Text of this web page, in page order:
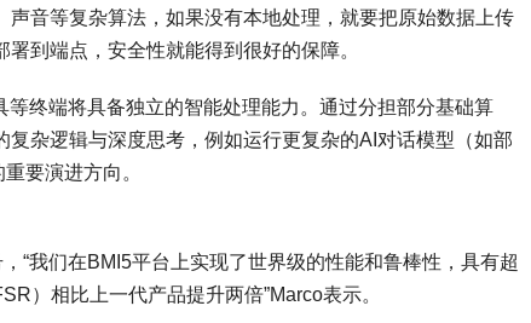
音等复杂算法，如果没有本地处理，就要把原始数据上传
到端点，安全性就能得到很好的保障。
终端将具备独立的智能处理能力。通过分担部分基础算
杂逻辑与深度思考，例如运行更复杂的AI对话模型（如部
要演进方向。
“我们在BMI5平台上实现了世界级的性能和鲁棒性，具有超
）相比上一代产品提升两倍”Marco表示。